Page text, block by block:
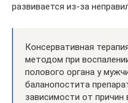
развивается из-за
Консервативная
методом при
полового органа у
баланопостита
зависимости от причин